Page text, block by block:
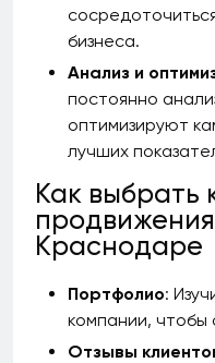
бизнеса.
Анализ и
постоянно
оптимизируют
лучших
Как выбрать
Краснодаре
Портфолио:
компании, чтобы
Отзывы